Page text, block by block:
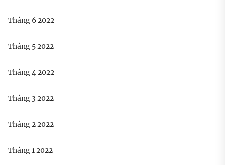
Tháng 6 2022
Tháng 5 2022
Tháng 4 2022
Tháng 3 2022
Tháng 2 2022
Tháng 1 2022